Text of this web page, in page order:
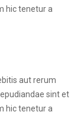
hic tenetur a
aut rerum
sint et
hic tenetur a